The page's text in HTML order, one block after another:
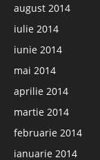
august 2014
iulie 2014
iunie 2014
mai 2014
aprilie 2014
martie 2014
februarie 2014
ianuarie 2014